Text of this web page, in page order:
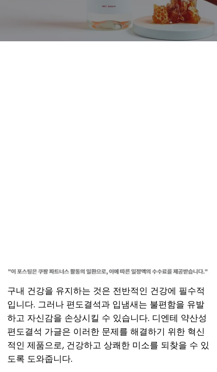
구내 건강을 유지하는 것은 전반적인 건강에 필수적
입니다. 그러나 편도결석과 입냄새는 불편함을 유발
하고 자신감을 손상시킬 수 있습니다. 디엔테 약산성
편도결석 가글은 이러한 문제를 해결하기 위한 혁신
적인 제품으로, 건강하고 상쾌한 미소를 되찾을 수 있
도록 도와줍니다.